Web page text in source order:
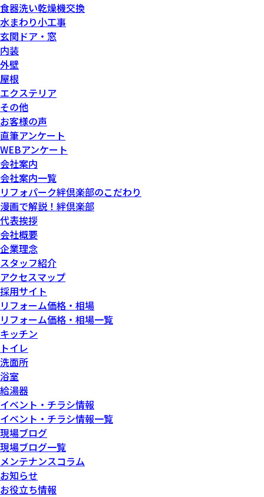
食器洗い乾燥機交換
水まわり小工事
玄関ドア・窓
内装
外壁
屋根
エクステリア
その他
お客様の声
直筆アンケート
WEBアンケート
会社案内
会社案内一覧
リフォパーク絆倶楽部のこだわり
漫画で解説！絆倶楽部
代表挨拶
会社概要
企業理念
スタッフ紹介
アクセスマップ
採用サイト
リフォーム価格・相場
リフォーム価格・相場一覧
キッチン
トイレ
洗面所
浴室
給湯器
イベント・チラシ情報
イベント・チラシ情報一覧
現場ブログ
現場ブログ一覧
メンテナンスコラム
お知らせ
お役立ち情報